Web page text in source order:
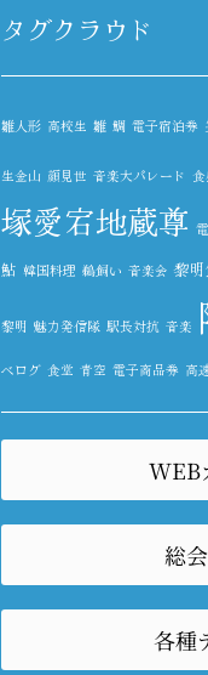
タグクラウド
雛人形 高校生 雛 鯛 電子宿泊券
生金山 顔見世 音楽大パレード 食
塚愛宕地蔵尊
鮎 韓国料理 鵜飼い 音楽会 黎
黎明 魅力発信隊 駅長対抗 音楽
べログ 食堂 青空 電子商品券 高
WEB
総
各種